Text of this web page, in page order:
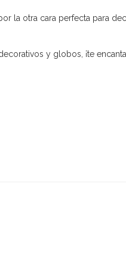
la otra cara perfecta para
y globos, ¡te